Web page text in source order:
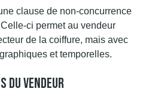
clause de non-concurrence
ci permet au vendeur
de la coiffure, mais avec
et temporelles.
Du Vendeur